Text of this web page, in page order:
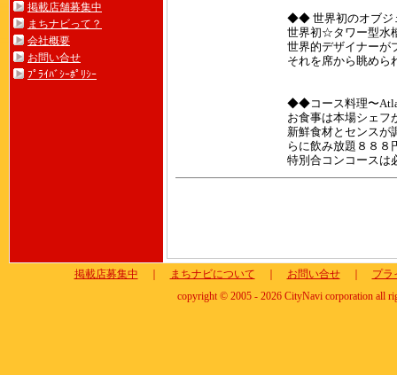
掲載店舗募集中
まちナビって？
会社概要
お問い合せ
ﾌﾟﾗｲﾊﾞｼｰﾎﾟﾘｼｰ
◆◆ 世界初のオブジ
世界初☆タワー型水
世界的デザイナーが
それを席から眺めら
◆◆コース料理〜
お食事は本場シェフ
新鮮食材とセンス
らに飲み放題８８８
特別合コンコースは
掲載店募集中 まちナビについて お問い合せ｜
プラ
copyright © 2005 - 2026 CityNavi corporation all